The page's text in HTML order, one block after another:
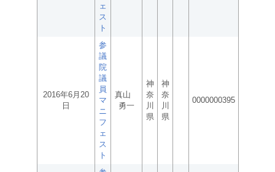
ェ
ス
ト
2016年6月20
日
参
議
院
議
員
マ
ニ
フ
ェ
ス
ト
真山
勇一
神
奈
川
県
神
奈
川
県
0000000395